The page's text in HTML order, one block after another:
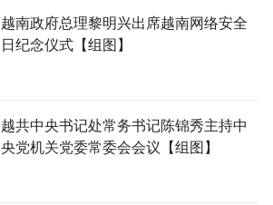
越南政府总理黎明兴出席越南网络安全
日纪念仪式【组图】
越共中央书记处常务书记陈锦秀主持中
央党机关党委常委会会议【组图】